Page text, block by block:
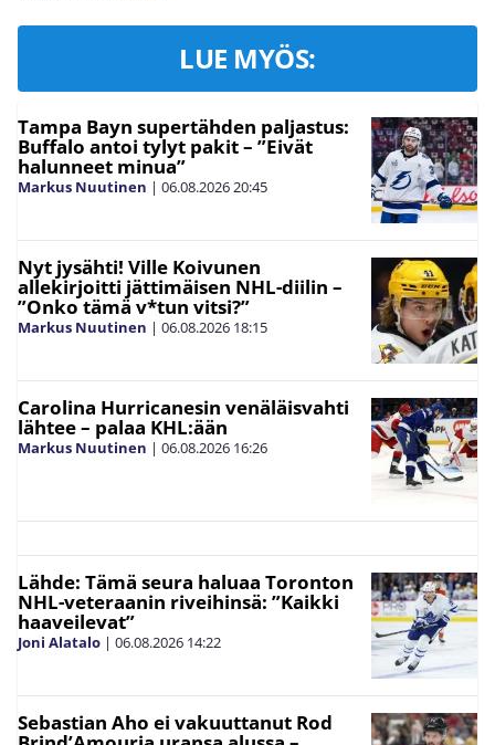
LUE MYÖS:
Tampa Bayn supertähden paljastus:
Buffalo antoi tylyt pakit – ”Eivät
halunneet minua”
Markus Nuutinen | 06.08.202620:45
Nyt jysähti! Ville Koivunen
allekirjoitti jättimäisen NHL-diilin –
”Onko tämä v*tun vitsi?”
Markus Nuutinen | 06.08.2026 18:15
Carolina Hurricanesin venäläisvahti
lähtee – palaa KHL:ään
Markus Nuutinen | 06.08.2026 16:26
Lähde: Tämä seura haluaa Toronton
NHL-veteraanin riveihinsä: ”Kaikki
haaveilevat”
Joni Alatalo | 06.08.2026 14:22
Sebastian Aho ei vakuuttanut Rod